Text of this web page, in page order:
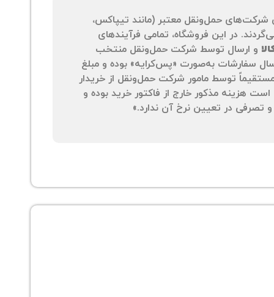
شرکت‌های حمل‌ونقل معتبر (مانند تیپاکس،
در این فروشگاه، تمامی فرآیندهای
و ارسال توسط شرکت حمل‌ونقل منتخب
سفارشات به‌صورت «پس‌کرایه» بوده و مبلغ
توسط مامور شرکت حمل‌ونقل از خریدار
هزینه مذکور خارج از فاکتور خرید بوده و
تصرفی در تعیین نرخ آن ندارد.»